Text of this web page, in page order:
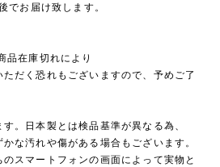
でお届け致します。
品在庫切れにより
だく恐れもございますので、予めご了
。日本製とは検品基準が異なる為、
な汚れや傷がある場合もございます。
のスマートフォンの画面によって実物と